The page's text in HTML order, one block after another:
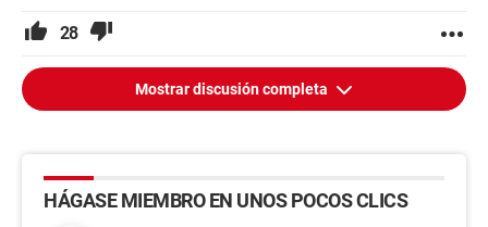
28
Mostrar discusión completa
HÁGASE MIEMBRO EN UNOS POCOS CLICS